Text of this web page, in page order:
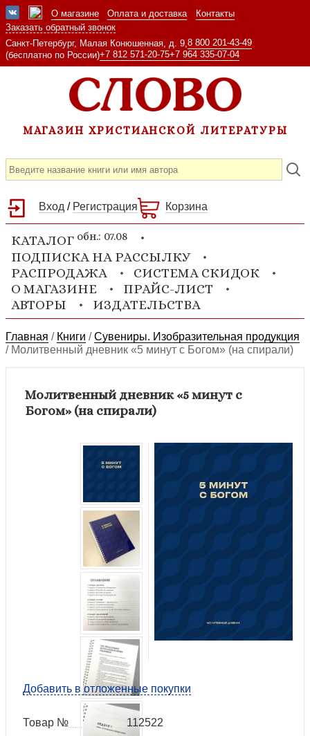
О магазине Оплата и доставка
Контакты
Заказать обратный звонок
Санкт-Петербург, Малая Конюшенная, д. 9, 8 800 201-43-49
(бесплатно по России)+7 812 571-20-75+7 964 335-07-04
МАГАЗИН ХРИСТИАНСКОЙ ЛИТЕРАТУРЫ
Вход / Регистрация Корзина
КАТАЛОГ обн.: 07.08
ПОДПИСКА НА РАССЫЛКУ
РАСПРОДАЖА
СИСТЕМА СКИДОК
О МАГАЗИНЕ
ПРАЙС-ЛИСТ
АВТОРЫ
ИЗДАТЕЛЬСТВА
Главная / Книги /Сувениры. Изобразительная продукция
/ Молитвенный дневник «5 минут с Богом» (на спирали)
Молитвенный дневник «5 минут с
Богом» (на спирали)
Добавить в отложенные покупки
Товар №
112522